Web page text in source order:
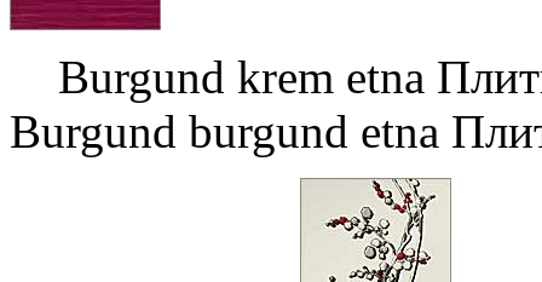
Burgund krem etna
Burgund burgund etna